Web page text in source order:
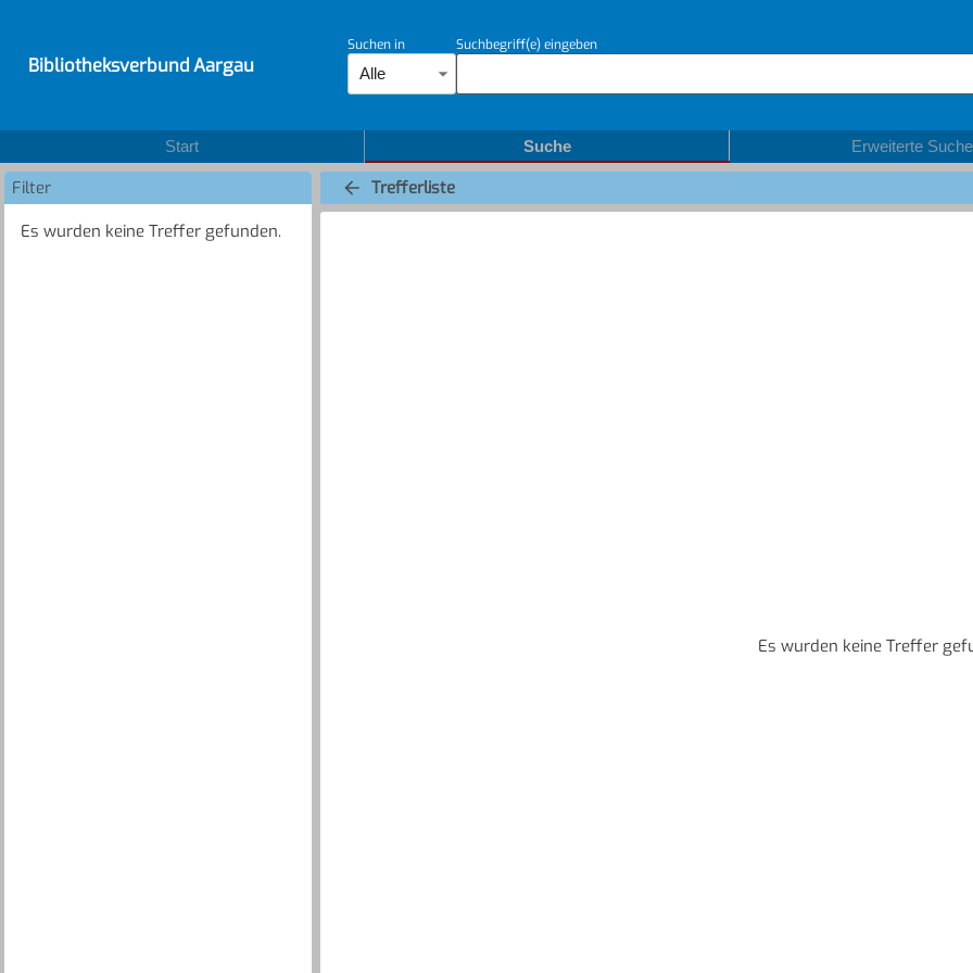
Bibliotheksverbund Aargau
Suchen in
Alle
Suchbegriff(e) eingeben
Start Suche Erweiterte Suche
Filter
Es wurden keine Treffer gefunden.
Trefferliste
Es wurden keine Treffer